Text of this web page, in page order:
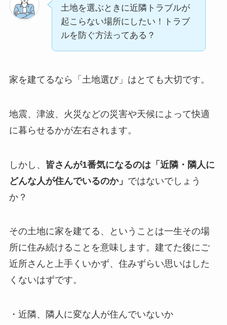
土地を選ぶときに近隣トラブルが
起こらない場所にしたい！トラブ
ルを防ぐ方法ってある？
家を建てるなら「土地選び」はとても大切です。
地震、津波、火災などの災害や天候によって快適
に暮らせるかが左右されます。
しかし、 皆さんが1番気になるのは「近隣・隣人に
どんな人が住んでいるのか」 ではないでしょう
か？
その土地に家を建てる、ということは一生その場
所に住み続けることを意味します。建てた後にご
近所さんと上手くいかず、住みずらい思いはした
くないはずです。
・近隣、隣人に変な人が住んでいないか